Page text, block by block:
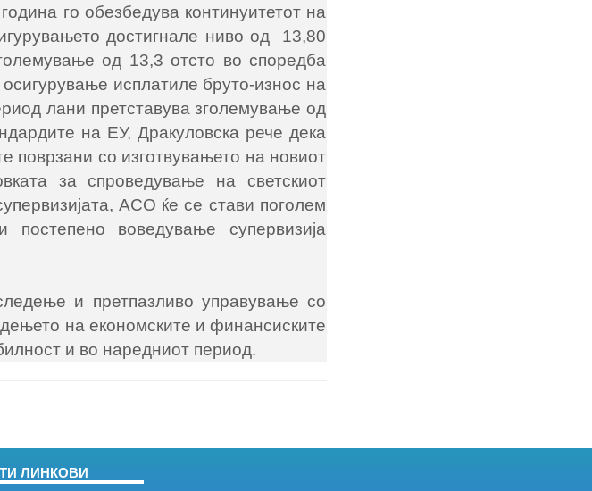
го обезбедува континуитетот на
достигнале ниво од 13,80
од 13,3 отсто во споредба
исплатиле бруто-износ на
лани претставува зголемување од
на ЕУ, Дракуловска рече дека
поврзани со изготвувањето на новиот
за спроведување на светскиот
АСО ќе се стави поголем
постепено воведување супервизија
и претпазливо управување со
на економските и финансиските
и во наредниот период.
ЛИНКОВИ